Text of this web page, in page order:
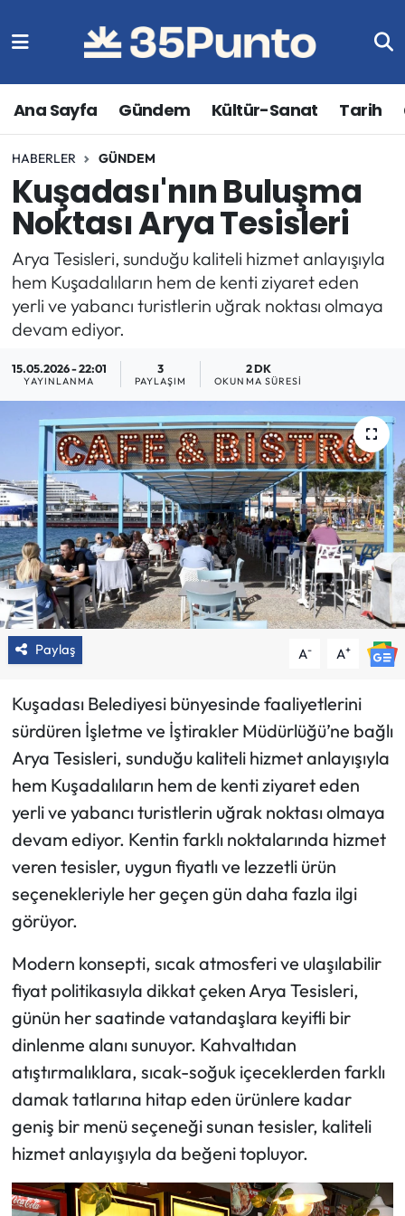
Ana Sayfa Gündem Kültür-Sanat Tarih
HABERLER GÜNDEM
Kuşadası'nın Buluşma
Noktası Arya Tesisleri
Arya Tesisleri, sunduğu kaliteli hizmet anlayışıyla
hem Kuşadalıların hem de kenti ziyaret eden
yerli ve yabancı turistlerin uğrak noktası olmaya
devam ediyor.
15.05.2026 - 22:01
YAYINLANMA
3
PAYLAŞIM
2 DK
OKUNMA SÜRESI
Paylaş A- A+
Kuşadası Belediyesi bünyesinde faaliyetlerini
sürdüren İşletme ve İştirakler Müdürlüğü’ne bağlı
Arya Tesisleri, sunduğu kaliteli hizmet anlayışıyla
hem Kuşadalıların hem de kenti ziyaret eden
yerli ve yabancı turistlerin uğrak noktası olmaya
devam ediyor. Kentin farklı noktalarında hizmet
veren tesisler, uygun fiyatlı ve lezzetli ürün
seçenekleriyle her geçen gün daha fazla ilgi
görüyor.
Modern konsepti, sıcak atmosferi ve ulaşılabilir
fiyat politikasıyla dikkat çeken Arya Tesisleri,
günün her saatinde vatandaşlara keyifli bir
dinlenme alanı sunuyor. Kahvaltıdan
atıştırmalıklara, sıcak-soğuk içeceklerden farklı
damak tatlarına hitap eden ürünlere kadar
geniş bir menü seçeneği sunan tesisler, kaliteli
hizmet anlayışıyla da beğeni topluyor.